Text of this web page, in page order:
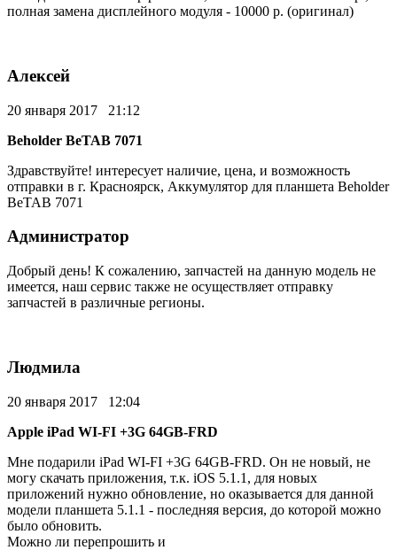
полная замена дисплейного модуля - 10000 р. (оригинал)
Алексей
20 января 2017 21:12
Beholder BeTAB 7071
Здравствуйте! интересует наличие, цена, и возможность
отправки в г. Красноярск, Аккумулятор для планшета Beholder
BeTAB 7071
Администратор
Добрый день! К сожалению, запчастей на данную модель не
имеется, наш сервис также не осуществляет отправку
запчастей в различные регионы.
Людмила
20 января 2017 12:04
Apple iPad WI-FI +3G 64GB-FRD
Мне подарили iPad WI-FI +3G 64GB-FRD. Он не новый, не
могу скачать приложения, т.к. iOS 5.1.1, для новых
приложений нужно обновление, но оказывается для данной
модели планшета 5.1.1 - последняя версия, до которой можно
было обновить.
Можно ли перепрошить и